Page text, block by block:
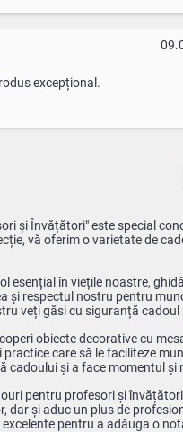
excepțional.
și Învățători" este special
vă oferim o varietate de
esențial în viețile noastre,
și respectul nostru pentru
veți găsi cu siguranță
obiecte decorative cu
care să le faciliteze
cadoului și a face momentul și
pentru profesori și
dar și aduc un plus de
pentru a adăuga o